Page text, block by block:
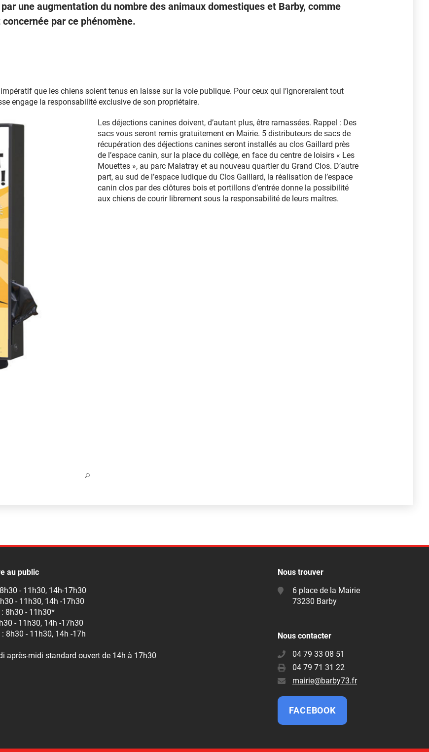
une augmentation du nombre des animaux domestiques et Barby, comme
par ce phénomène.
que les chiens soient tenus en laisse sur la voie publique. Pour ceux qui l’ignoreraient tout
engage la responsabilité exclusive de son propriétaire.
Les déjections canines doivent, d’autant plus, être ramassées. Rappel : Des
sacs vous seront remis gratuitement en Mairie. 5 distributeurs de sacs de
récupération des déjections canines seront installés au clos Gaillard près
de l’espace canin, sur la place du collège, en face du centre de loisirs « Les
Mouettes », au parc Malatray et au nouveau quartier du Grand Clos. D’autre
part, au sud de l’espace ludique du Clos Gaillard, la réalisation de l’espace
canin clos par des clôtures bois et portillons d’entrée donne la possibilité
aux chiens de courir librement sous la responsabilité de leurs maîtres.
au public
- 11h30, 14h-17h30
- 11h30, 14h -17h30
: 8h30 - 11h30*
- 11h30, 14h -17h30
8h30 - 11h30, 14h -17h
après-midi standard ouvert de 14h à 17h30
Nous trouver
6 place de la Mairie
73230 Barby
Nous contacter
04 79 33 08 51
04 79 71 31 22
E-
mairie@barby73.fr
FACEBOOK